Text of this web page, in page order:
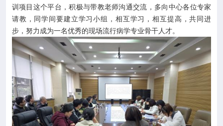
训项目这个平台，积极与带教老师沟通交流，多向中心各位专家
请教，同学间要建立学习小组，相互学习，相互提高，共同进
步，努力成为一名优秀的现场流行病学专业骨干人才。